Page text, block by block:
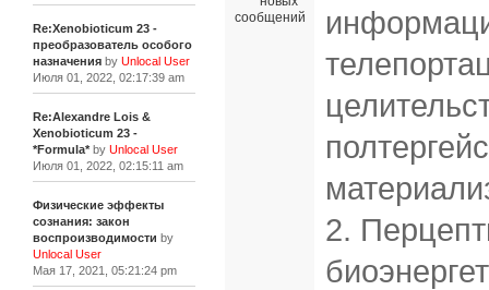
Re:Xenobioticum 23 -
преобразователь особого
назначенияby Unlocal User
Июля 01, 2022, 02:17:39 am
Re:Alexandre Lois &
Xenobioticum 23 -
*Formula*by Unlocal User
Июля 01, 2022, 02:15:11 am
Физические эффекты
сознания: закон
воспроизводимости by
Unlocal User
Мая 17, 2021, 05:21:24 pm
2.